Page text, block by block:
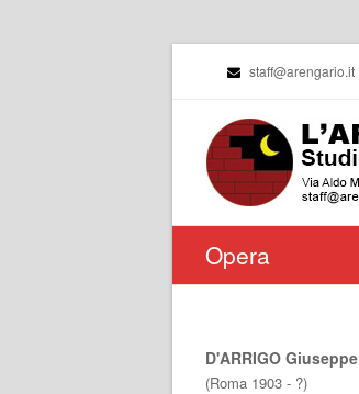
staff@arengario.it
Opera
D'ARRIGO Giuseppe
(Roma 1903 - ?)